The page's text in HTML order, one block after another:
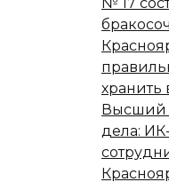
хранить
Высший
дела: